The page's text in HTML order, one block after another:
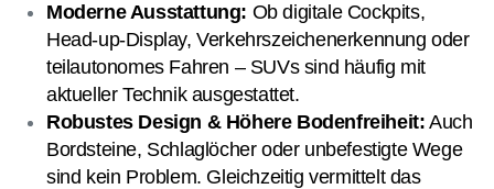
Moderne Ausstattung: Ob digitale Cockpits,
Head-up-Display, Verkehrszeichenerkennung oder
teilautonomes Fahren – SUVs sind häufig mit
aktueller Technik ausgestattet.
Robustes Design & Höhere Bodenfreiheit: Auch
Bordsteine, Schlaglöcher oder unbefestigte Wege
sind kein Problem. Gleichzeitig vermittelt das